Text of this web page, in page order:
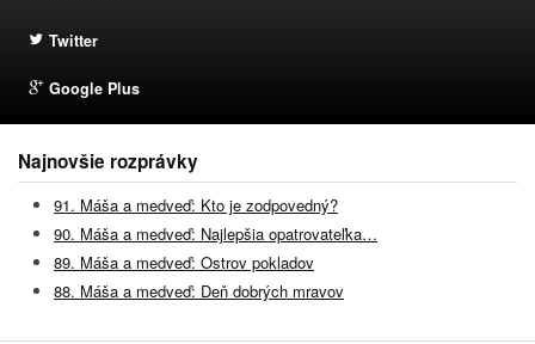
Twitter
Google Plus
Najnovšie rozprávky
91. Máša a medveď: Kto je zodpovedný?
90. Máša a medveď: Najlepšia opatrovateľka…
89. Máša a medveď: Ostrov pokladov
88. Máša a medveď: Deň dobrých mravov